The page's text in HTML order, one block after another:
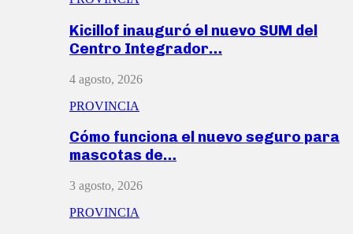
Kicillof inauguró el nuevo SUM del
Centro Integrador…
4 agosto, 2026
PROVINCIA
Cómo funciona el nuevo seguro para
mascotas de…
3 agosto, 2026
PROVINCIA